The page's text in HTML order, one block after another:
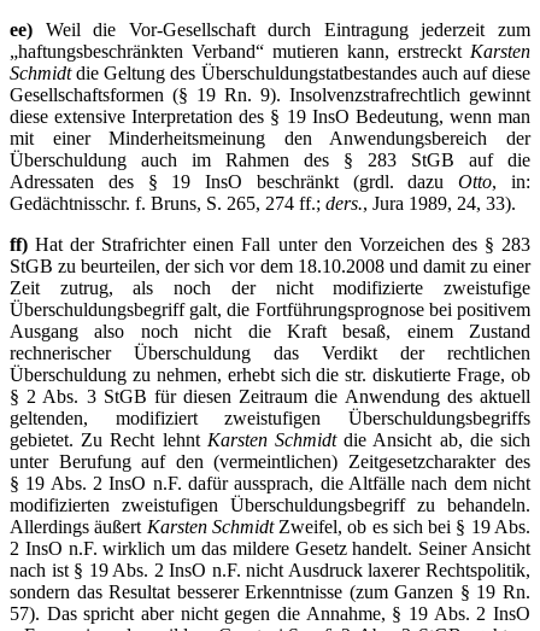
ee) Weil die Vor-Gesellschaft durch Eintragung jederzeit zum
„haftungsbeschränkten Verband“ mutieren kann, erstreckt Karsten
Schmidtdie Geltung des Überschuldungstatbestandes auch auf diese
Gesellschaftsformen (§ 19 Rn. 9). Insolvenzstrafrechtlich gewinnt
diese extensive Interpretation des § 19 InsO Bedeutung, wenn man
mit einer Minderheitsmeinung den Anwendungsbereich der
Überschuldung auch im Rahmen des § 283 StGB auf die
Adressaten des § 19 InsO beschränkt (grdl. dazuOtto, in:
Gedächtnisschr. f. Bruns, S. 265, 274 ff.; ders., Jura 1989, 24, 33).
ff) Hat der Strafrichter einen Fall unter den Vorzeichen des § 283
StGB zu beurteilen, der sich vor dem 18.10.2008 und damit zu einer
Zeit zutrug, als noch der nicht modifizierte zweistufige
Überschuldungsbegriff galt, die Fortführungsprognose bei positivem
Ausgang also noch nicht die Kraft besaß, einem Zustand
rechnerischer Überschuldung das Verdikt der rechtlichen
Überschuldung zu nehmen, erhebt sich die str. diskutierte Frage, ob
§ 2 Abs. 3 StGB für diesen Zeitraum die Anwendung des aktuell
geltenden, modifiziert zweistufigen Überschuldungsbegriffs
gebietet. Zu Recht lehnt Karsten Schmidtdie Ansicht ab, die sich
unter Berufung auf den (vermeintlichen) Zeitgesetzcharakter des
§ 19 Abs. 2 InsO n.F. dafür aussprach, die Altfälle nach dem nicht
modifizierten zweistufigen Überschuldungsbegriff zu behandeln.
Allerdings äußert Karsten SchmidtZweifel, ob es sich bei § 19 Abs.
2 InsO n.F. wirklich um das mildere Gesetz handelt. Seiner Ansicht
nach ist § 19 Abs. 2 InsO n.F. nicht Ausdruck laxerer Rechtspolitik,
sondern das Resultat besserer Erkenntnisse (zum Ganzen § 19 Rn.
57). Das spricht aber nicht gegen die Annahme, § 19 Abs. 2 InsO